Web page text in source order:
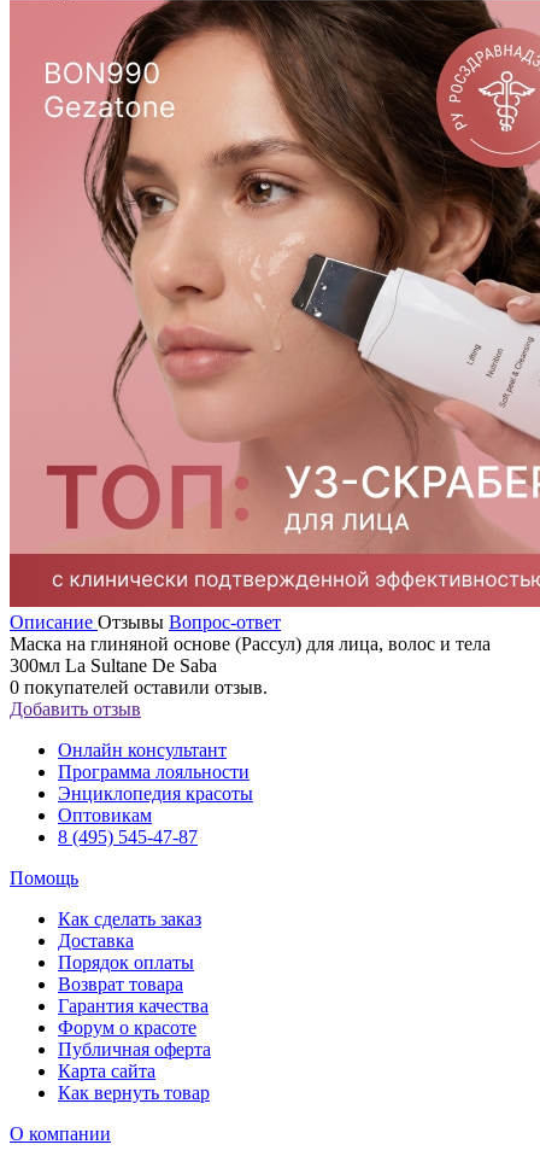
Описание Отзывы Вопрос-ответ
Маска на глиняной основе (Рассул) для лица, волос и тела
300мл La Sultane De Saba
0 покупателей оставили отзыв.
Добавить отзыв
Онлайн консультант
Программа лояльности
Энциклопедия красоты
Оптовикам
8 (495) 545-47-87
Помощь
Как сделать заказ
Доставка
Порядок оплаты
Возврат товара
Гарантия качества
Форум о красоте
Публичная оферта
Карта сайта
Как вернуть товар
О компании